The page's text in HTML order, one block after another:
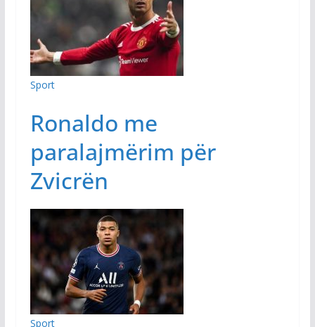
Sport
​Ronaldo me
paralajmërim për
Zvicrën
Sport